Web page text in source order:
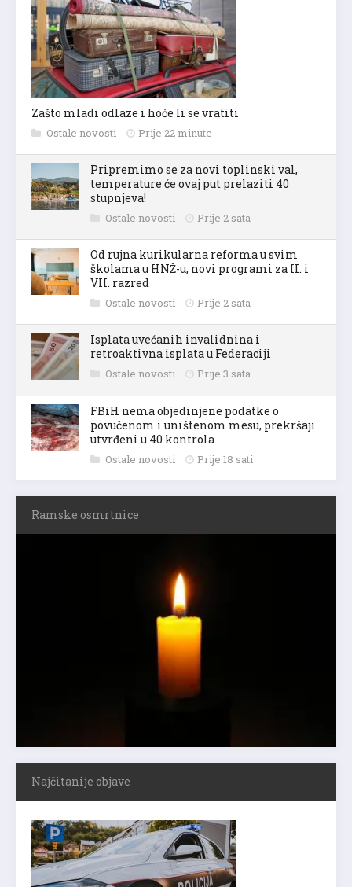
Zašto mladi odlaze i hoće li se vratiti
Ostale novosti Prije 22 minute
Pripremimo se za novi toplinski val,
temperature će ovaj put prelaziti 40
stupnjeva!
Ostale novosti Prije 2 sata
Od rujna kurikularna reforma u svim
školama u HNŽ-u, novi programi za II. i
VII. razred
Ostale novosti Prije 2 sata
Isplata uvećanih invalidnina i
retroaktivna isplata u Federaciji
Ostale novosti Prije 3 sata
FBiH nema objedinjene podatke o
povučenom i uništenom mesu, prekršaji
utvrđeni u 40 kontrola
Ostale novosti Prije 18 sati
Ramske osmrtnice
Najčitanije objave